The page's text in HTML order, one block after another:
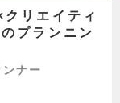
クリエイティ
プランニン
ナー